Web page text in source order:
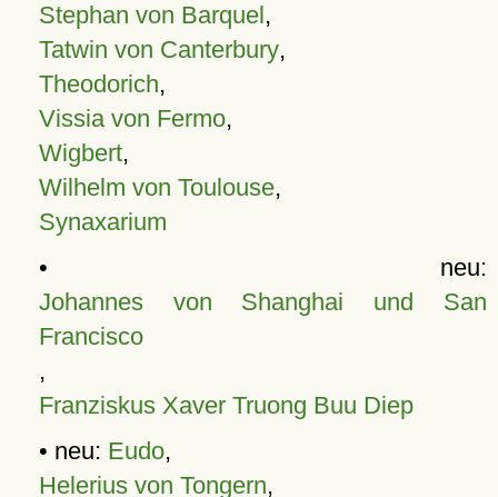
Stephan von Barquel,
Tatwin von Canterbury,
Theodorich,
Vissia von Fermo,
Wigbert,
Wilhelm von Toulouse,
Synaxarium
• neu:
Johannes von Shanghai und San
Francisco
,
Franziskus Xaver Truong Buu Diep
• neu: Eudo,
Helerius von Tongern,